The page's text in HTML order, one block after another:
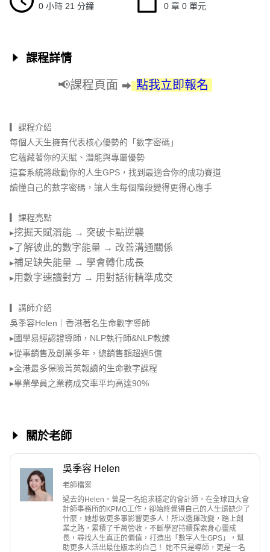
0 小時 21 分鐘 0 章 0 單元
課程詳情
📢課程頁面 ⮕ 點我立即報名
課程介紹
每個人天生擁有代表核心優勢的「數字密碼」
它蘊藏著你的天賦、潛能與專屬優勢
這套系統將啟動你的人生GPS，找到最適合你的成功賽道
讀懂自己的數字密碼，讓人生每個階段變得更得心應手
課程亮點
▸挖掘天賦潛能 → 突破卡點逆襲
▸了解彼此的數字能量 → 改善溝通關係
▸補足缺失能量 → 學會轉化成長
▸用數字速讀對方 → 用對話術精準成交
講師介紹
吳季容Helen｜香港著名生命數字導師
▸國學易經認證導師，NLP執行師&NLP教練
▸從事銷售及創業多年，總銷售額超過5億
▸全港最多保險菁英報讀的生命數字課程
▸畢業學員之業務成交率平均高達90%
關於老師
吳季容 Helen
老師檔案
過去的Helen，曾是一名追求穩定的會計師，在全球四大會
計師事務所的KPMG工作，卻始終覺得自己的人生還缺少了
什麼，她想做更多事影響更多人！所以選擇改變，踏上創
業之路，累積了千萬營收，不斷學習持續探索身心靈成
長，尋找人生真正的價值，打造出「數字人生GPS」，幫
助更多人活出最佳版本的自己！ 她不只是導師，更是一名